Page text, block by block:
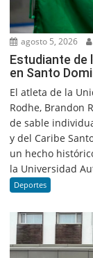
agosto 5, 2026
Estudiante de
en Santo
El atleta de la
Rodhe, Brandon
de sable
y del Caribe
un hecho
la Universidad
Deportes